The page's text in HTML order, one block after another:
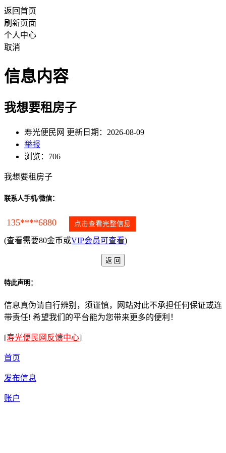
返回首页
刷新页面
个人中心
取消
信息内容
我想要租房子
寿光便民网 更新日期：2026-08-09
举报
浏览：706
我想要租房子
联系人手机/微信：
135****6880 点击查看完整信息
(查看需要80金币或VIP会员可查看)
特此声明：
信息真伪请自行辨别，须谨慎，网站对此不承担任何保证或连
带责任! 希望我们的平台能为您带来更多的便利！
[寿光便民网反馈中心]
首页
发布信息
账户